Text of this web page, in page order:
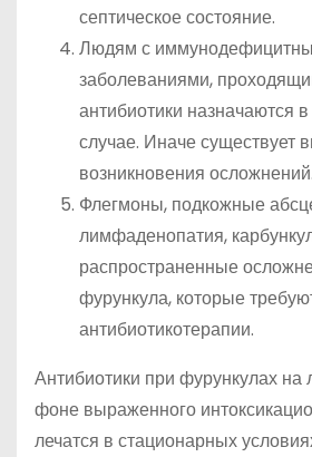
септическое состояние.
Людям с
заболеваниями,
антибиотики назначаются
случае. Иначе существует
возникновения осложнений.
Флегмоны, подкожные
лимфаденопатия,
распространенные
фурункула, которые
антибиотикотерапии.
Антибиотики при фурункулах на
фоне выраженного
лечатся в стационарных